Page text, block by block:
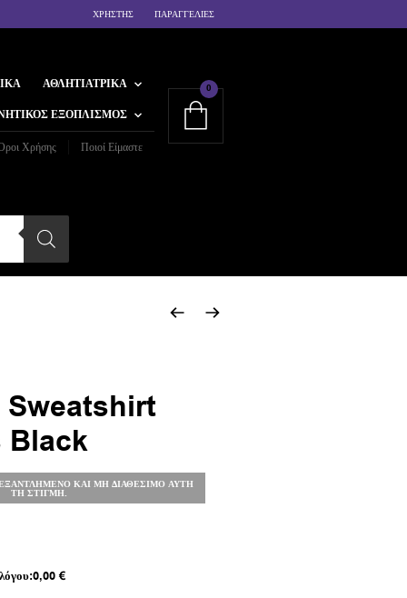
ΧΡΗΣΤΗΣ ΠΑΡΑΓΓΕΛΙΕΣ
ΑΘΛΗΤΙΑΤΡΙΚΆ
ΕΞΟΠΛΙΣΜΌΣ
Χρήσης Ποιοί Είμαστε
0
Black
ΚΑΙ ΜΗ ΔΙΑΘΈΣΙΜΟ ΑΥΤΉ
ΤΗ ΣΤΙΓΜΉ.
0,00€